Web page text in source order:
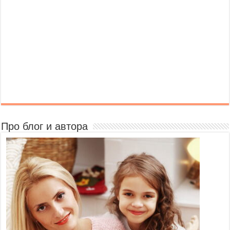
Про блог и автора